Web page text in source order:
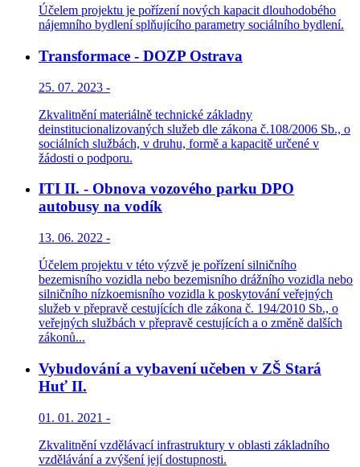
Účelem projektu je pořízení nových kapacit dlouhodobého
nájemního bydlení splňujícího parametry sociálního bydlení.
Transformace - DOZP Ostrava
25. 07. 2023 -
Zkvalitnění materiálně technické základny
deinstitucionalizovaných služeb dle zákona č.108/2006 Sb., o
sociálních službách, v druhu, formě a kapacitě určené v
žádosti o podporu.
ITI II. - Obnova vozového parku DPO
autobusy na vodík
13. 06. 2022 -
Účelem projektu v této výzvě je pořízení silničního
bezemisního vozidla nebo bezemisního drážního vozidla nebo
silničního nízkoemisního vozidla k poskytování veřejných
služeb v přepravě cestujících dle zákona č. 194/2010 Sb., o
veřejných službách v přepravě cestujících a o změně dalších
zákonů...
Vybudování a vybavení učeben v ZŠ Stará
Huť II.
01. 01. 2021 -
Zkvalitnění vzdělávací infrastruktury v oblasti základního
vzdělávání a zvýšení její dostupnosti.